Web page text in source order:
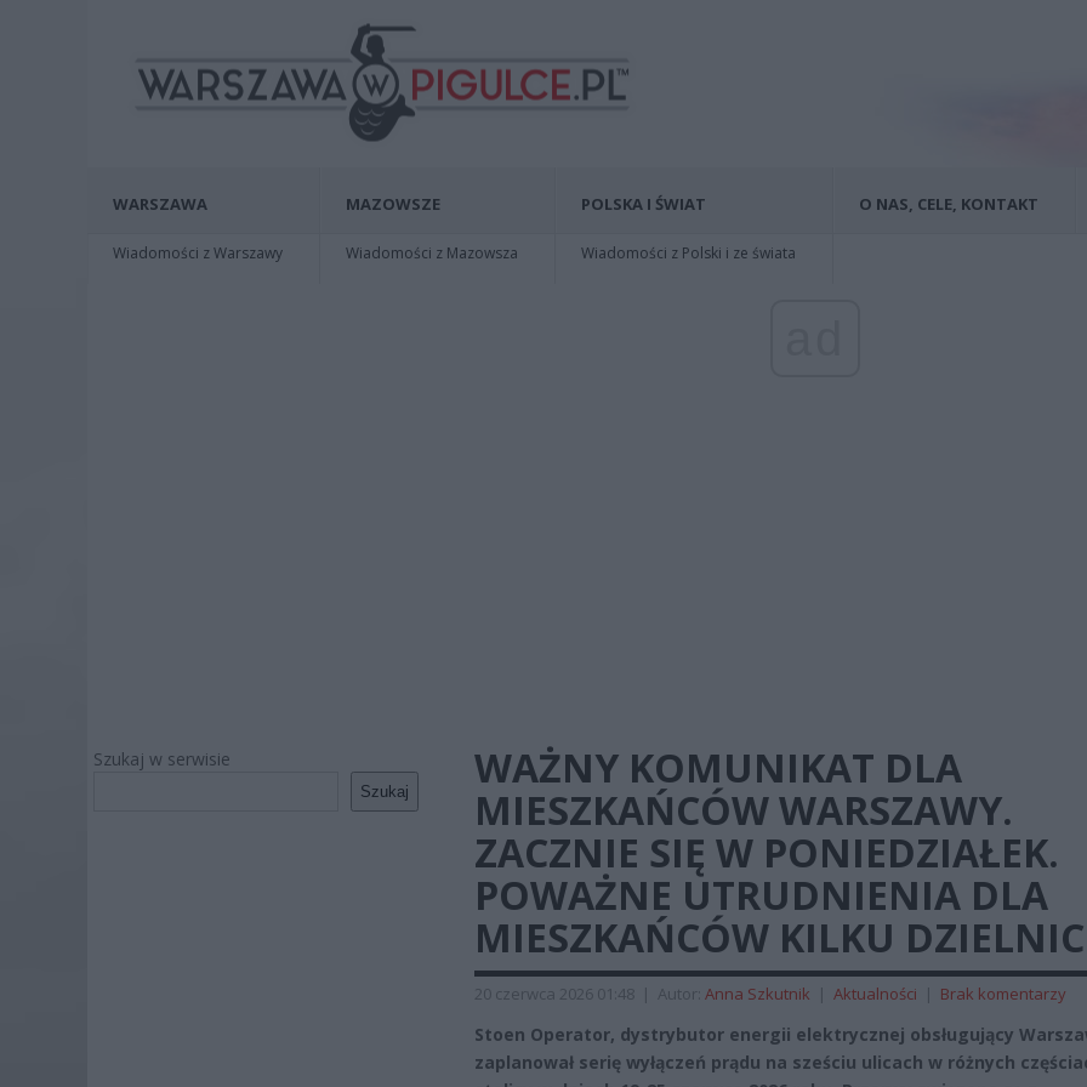
WARSZAWA
Wiadomości z Warszawy
MAZOWSZE
Wiadomości z Mazowsza
POLSKA I ŚWIAT
Wiadomości z Polski i ze świata
O NAS, CELE, KONTAKT
Szukaj w serwisie
Szukaj
WAŻNY KOMUNIKAT DLA
MIESZKAŃCÓW WARSZAWY.
ZACZNIE SIĘ W PONIEDZIAŁEK.
POWAŻNE UTRUDNIENIA DLA
MIESZKAŃCÓW KILKU DZIELNIC
20 czerwca 2026 01:48 | Autor: Anna Szkutnik | Aktualności | Brak komentarzy
Stoen Operator, dystrybutor energii elektrycznej obsługujący
zaplanował serię wyłączeń prądu na sześciu ulicach w różnych